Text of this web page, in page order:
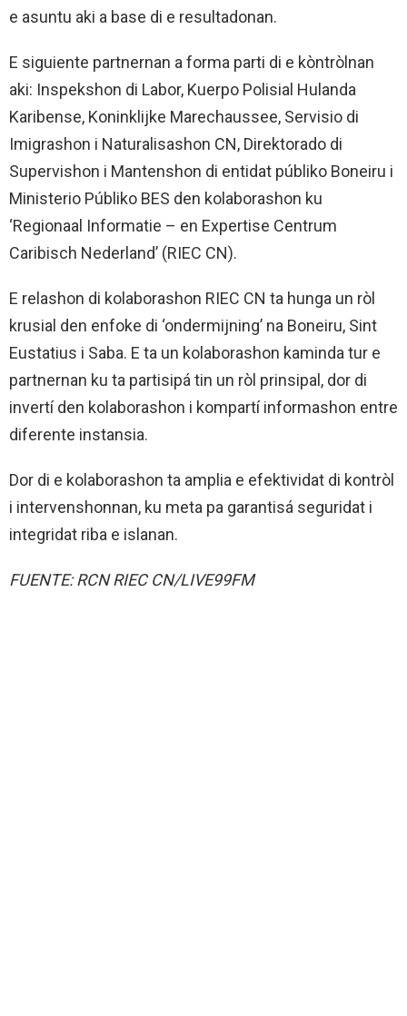
e asuntu aki a base di e resultadonan.
E siguiente partnernan a forma parti di e kòntròlnan
aki: Inspekshon di Labor, Kuerpo Polisial Hulanda
Karibense, Koninklijke Marechaussee, Servisio di
Imigrashon i Naturalisashon CN, Direktorado di
Supervishon i Mantenshon di entidat públiko Boneiru i
Ministerio Públiko BES den kolaborashon ku
‘Regionaal Informatie – en Expertise Centrum
Caribisch Nederland’ (RIEC CN).
E relashon di kolaborashon RIEC CN ta hunga un ròl
krusial den enfoke di ‘ondermijning’ na Boneiru, Sint
Eustatius i Saba. E ta un kolaborashon kaminda tur e
partnernan ku ta partisipá tin un ròl prinsipal, dor di
invertí den kolaborashon i kompartí informashon entre
diferente instansia.
Dor di e kolaborashon ta amplia e efektividat di kontròl
i intervenshonnan, ku meta pa garantisá seguridat i
integridat riba e islanan.
FUENTE: RCN RIEC CN/LIVE99FM